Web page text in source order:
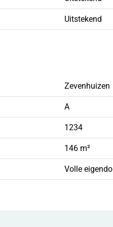
Uitstekend
Zevenhuizen
A
1234
146 m²
Volle